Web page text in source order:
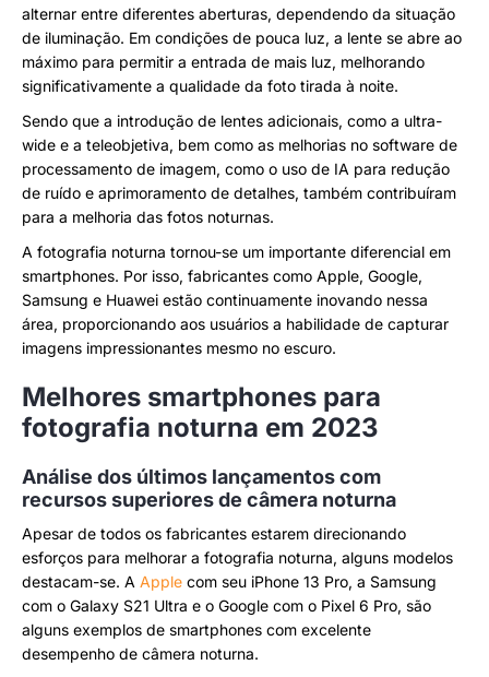
alternar entre diferentes aberturas, dependendo da situação
de iluminação. Em condições de pouca luz, a lente se abre ao
máximo para permitir a entrada de mais luz, melhorando
significativamente a qualidade da foto tirada à noite.
Sendo que a introdução de lentes adicionais, como a ultra-
wide e a teleobjetiva, bem como as melhorias no software de
processamento de imagem, como o uso de IA para redução
de ruído e aprimoramento de detalhes, também contribuíram
para a melhoria das fotos noturnas.
A fotografia noturna tornou-se um importante diferencial em
smartphones. Por isso, fabricantes como Apple, Google,
Samsung e Huawei estão continuamente inovando nessa
área, proporcionando aos usuários a habilidade de capturar
imagens impressionantes mesmo no escuro.
Melhores smartphones para
fotografia noturna em 2023
Análise dos últimos lançamentos com
recursos superiores de câmera noturna
Apesar de todos os fabricantes estarem direcionando
esforços para melhorar a fotografia noturna, alguns modelos
destacam-se. A Apple com seu iPhone 13 Pro, a Samsung
com o Galaxy S21 Ultra e o Google com o Pixel 6 Pro, são
alguns exemplos de smartphones com excelente
desempenho de câmera noturna.